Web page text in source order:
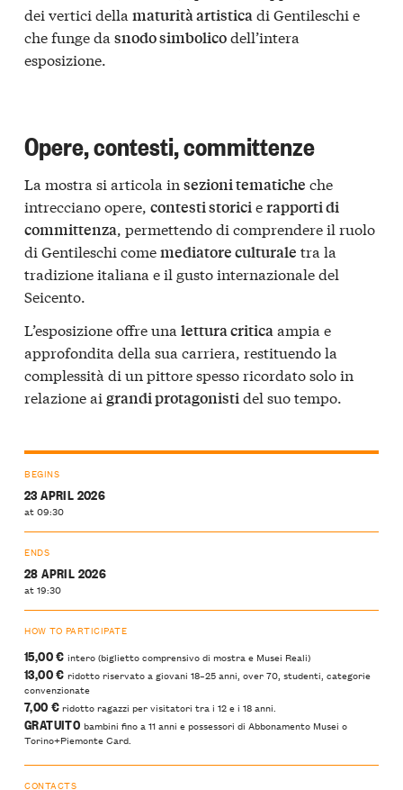
dei vertici della maturità artisticadi Gentileschi e
che funge da snodo simbolicodell’intera
esposizione.
Opere, contesti, committenze
La mostra si articola in sezioni tematiche che
intrecciano opere, contesti storicierapporti di
committenza, permettendo di comprendere il ruolo
di Gentileschi comemediatore culturale tra la
tradizione italiana e il gusto internazionale del
Seicento.
L’esposizione offre una lettura criticaampia e
approfondita della sua carriera, restituendo la
complessità di un pittore spesso ricordato solo in
relazione ai grandi protagonistidel suo tempo.
BEGINS
23 APRIL 2026
at 09:30
ENDS
28 APRIL 2026
at 19:30
HOW TO PARTICIPATE
15,00 €intero (biglietto comprensivo di mostra e Musei Reali)
13,00 € ridotto riservato a giovani 18–25 anni, over 70, studenti, categorie
convenzionate
7,00 €ridotto ragazzi per visitatori tra i 12 e i 18 anni.
GRATUITO bambini fino a 11 anni e possessori di Abbonamento Musei o
Torino+Piemonte Card.
CONTACTS